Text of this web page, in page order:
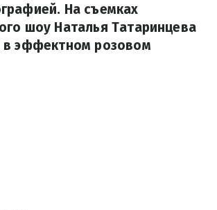
На съемках
шоу Наталья Татаринцева
в эффектном розовом